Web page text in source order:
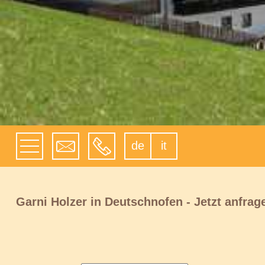
de it
Garni Holzer in Deutschnofen - Jetzt